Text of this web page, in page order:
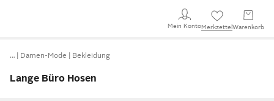
Mein KontoMerkzettel Warenkorb
… Damen-Mode Bekleidung
Lange Büro Hosen